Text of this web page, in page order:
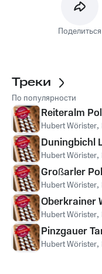
Поделиться
Треки
По популярности
Reiteralm
Hubert Wörister,
Duningbichl
Hubert Wörister,
Großarler
Hubert Wörister,
Oberkrainer
Hubert Wörister,
Pinzgauer
Hubert Wörister,